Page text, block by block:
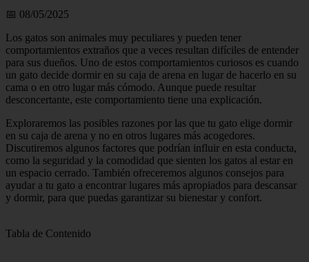
📅 08/05/2025
Los gatos son animales muy peculiares y pueden tener
comportamientos extraños que a veces resultan difíciles de entender
para sus dueños. Uno de estos comportamientos curiosos es cuando
un gato decide dormir en su caja de arena en lugar de hacerlo en su
cama o en otro lugar más cómodo. Aunque puede resultar
desconcertante, este comportamiento tiene una explicación.
Exploraremos las posibles razones por las que tu gato elige dormir
en su caja de arena y no en otros lugares más acogedores.
Discutiremos algunos factores que podrían influir en esta conducta,
como la seguridad y la comodidad que sienten los gatos al estar en
un espacio cerrado. También ofreceremos algunos consejos para
ayudar a tu gato a encontrar lugares más apropiados para descansar
y dormir, para que puedas garantizar su bienestar y confort.
Tabla de Contenido